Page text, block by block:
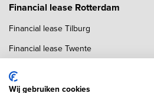
Financial lease Rotterdam
Financial lease Tilburg
Financial lease Twente
Financial lease Utrecht
Financial lease Zwolle
Wij gebruiken cookies